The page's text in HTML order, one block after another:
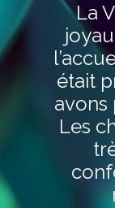
La
était
avons
Les